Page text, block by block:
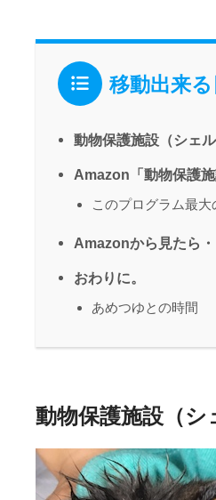
移動出来
動物保護施設（シェル
Amazon「動物保護施
このプログラム最大
Amazonから見たら・
おわりに。
あめつゆとの時間
動物保護施設（シ